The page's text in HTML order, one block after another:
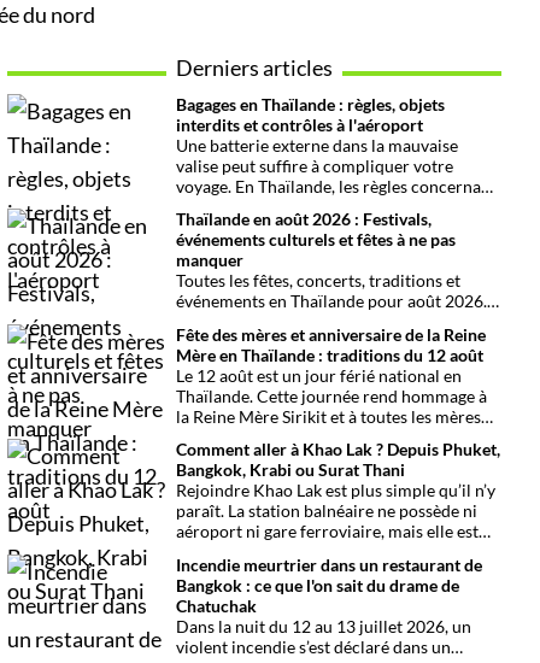
du nord
Derniers articles
Bagages en Thaïlande : règles, objets
interdits et contrôles à l'aéroport
Une batterie externe dans la mauvaise
valise peut suffire à compliquer votre
voyage. En Thaïlande, les règles concernant
sécurité méritent d’être vérifiées avant le
départ.
Thaïlande en août 2026 : Festivals,
événements culturels et fêtes à ne pas
manquer
Toutes les fêtes, concerts, traditions et
événements en Thaïlande pour août 2026.
pour organiser son voyage.
Fête des mères et anniversaire de la Reine
Mère en Thaïlande : traditions du 12 août
Le 12 août est un jour férié national en
Thaïlande. Cette journée rend hommage à
la Reine Mère Sirikit et à toutes les mères
traditions bouddhistes et festivités
populaires dans tout le royaume.
Comment aller à Khao Lak ? Depuis Phuket,
Bangkok, Krabi ou Surat Thani
Rejoindre Khao Lak est plus simple qu’il n’y
paraît. La station balnéaire ne possède ni
aéroport ni gare ferroviaire, mais elle est
international de Phuket, situé à un peu plus
d’une heure de route. Que vous arriviez de
Bangkok, Phuket, Krabi, Surat Thani ou de
Khao Sok, voici toutes les solutions pour
organiser votre trajet dans les meilleures
Incendie meurtrier dans un restaurant de
Bangkok : ce que l'on sait du drame de
Chatuchak
Dans la nuit du 12 au 13 juillet 2026, un
violent incendie s’est déclaré dans un